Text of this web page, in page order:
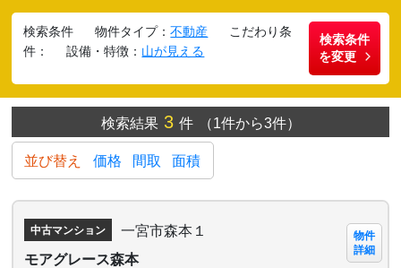
検索条件 物件タイプ：不動産
こだわり条
件：
設備・特徴： 山が見える
検索条件
を変更
検索結果3 件 （1件から3件）
並び替え 価格 間取 面積
中古マンション
一宮市森本１
モアグレース森本
物件
詳細